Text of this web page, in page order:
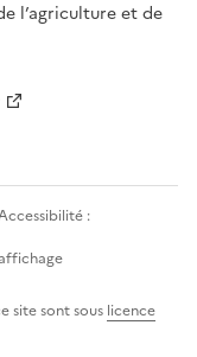
l’agriculture et de
:
site sont sous licence